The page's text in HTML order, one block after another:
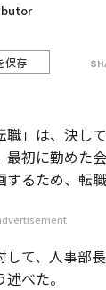
保存
」は、決し
初に勤めた
るため、転職
て、人事部
べた。